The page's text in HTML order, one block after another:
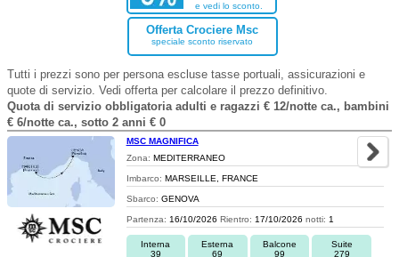
e vedi lo sconto.
Offerta Crociere Msc
speciale sconto riservato
Tutti i prezzi sono per persona escluse tasse portuali, assicurazioni e
quote di servizio. Vedi offerta per calcolare il prezzo definitivo.
Quota di servizio obbligatoria adulti e ragazzi € 12/notte ca., bambini
€ 6/notte ca., sotto 2 anni € 0
MSC MAGNIFICA
Zona: MEDITERRANEO
Imbarco: MARSEILLE, FRANCE
Sbarco: GENOVA
Partenza: 16/10/2026 Rientro: 17/10/2026 notti: 1
Interna
39
Esterna
69
Balcone
99
Suite
279